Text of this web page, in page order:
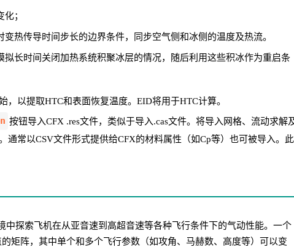
；
热传导时间步长的边界条件，同步空气侧和冰侧的温度及热流。
长时间关闭加热系统积聚冰层的情况，随后利用这些积冰作为重启条
，以提取HTC和表面恢复温度。 EID将用于HTC计算。
按钮导入CFX .res文件，类似于导入.cas文件。将导入网格、流动求解
通常以CSV文件形式提供给CFX的材料属性（如Cp等）也可被导入。此
中探索飞机在从亚音速到高超音速等各种飞行条件下的气动性能。一个
矩阵，其中单个和多个飞行参数（如攻角、马赫数、高度等）可以变